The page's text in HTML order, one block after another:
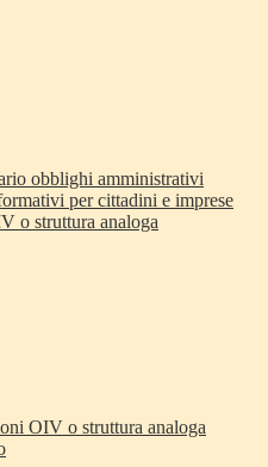
obblighi amministrativi
per cittadini e imprese
o struttura analoga
OIV o struttura analoga